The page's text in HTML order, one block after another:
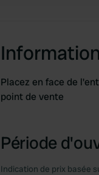
Information
Placez en face de
point de vente
Période
Indication de prix basée